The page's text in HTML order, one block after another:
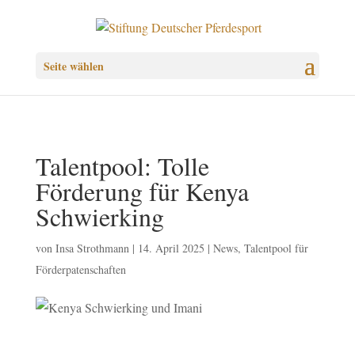
Seite wählen
Talentpool: Tolle
Förderung für Kenya
Schwierking
von Insa Strothmann| 14. April 2025 | News, Talentpool für
Förderpatenschaften